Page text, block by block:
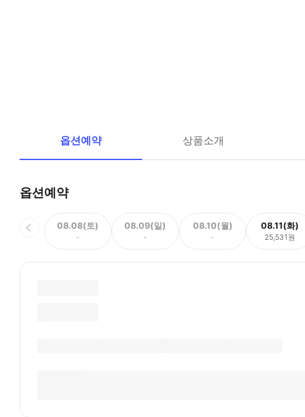
옵션예약 상품소개
옵션예약
08.08(토)
-
08.09(일)
-
08.10(월)
-
08.11(화)
25,531원